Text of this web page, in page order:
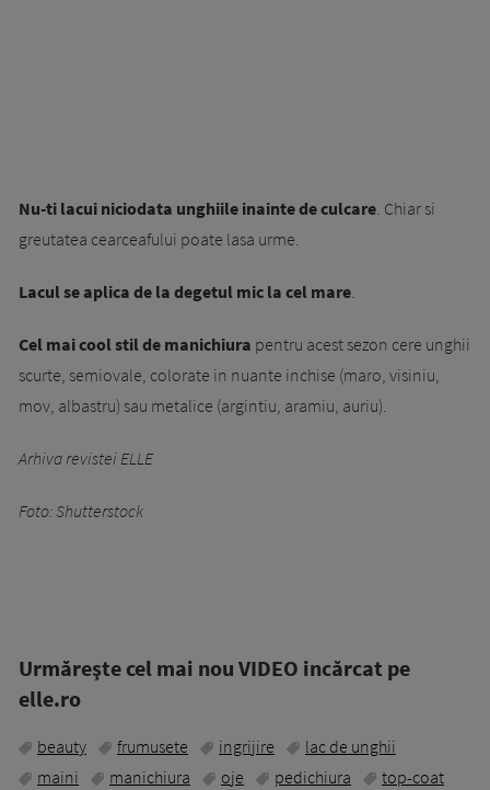
Nu-ti lacui niciodata unghiile inainte de culcare. Chiar si
greutatea cearceafului poate lasa urme.
Lacul se aplica de la degetul mic la cel mare.
Cel mai cool stil de manichiura pentru acest sezon cere unghii
scurte, semiovale, colorate in nuante inchise (maro, visiniu,
mov, albastru) sau metalice (argintiu, aramiu, auriu).
Arhiva revistei ELLE
Foto: Shutterstock
Urmăreşte cel mai nou VIDEO incărcat pe
elle.ro
beauty frumusete ingrijire
lac de unghii
maini
manichiura oje pedichiura
top-coat